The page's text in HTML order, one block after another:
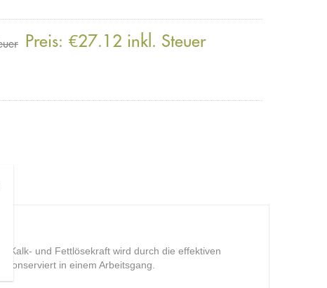
Preis: €27.12 inkl. Steuer
Kalk- und Fettlösekraft wird durch die effektiven
in einem Arbeitsgang.